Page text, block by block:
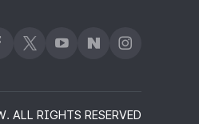
이스북
x 유튜브네이버블로그
인스타그램
ALL RIGHTS RESERVED